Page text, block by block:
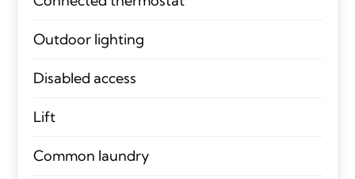
Outdoor lighting
Disabled access
Lift
Common laundry